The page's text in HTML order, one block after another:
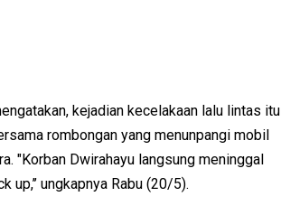
kejadian kecelakaan lalu lintas itu
rombongan yang menunpangi mobil
"Korban Dwirahayu langsung meninggal
ungkapnya Rabu (20/5).